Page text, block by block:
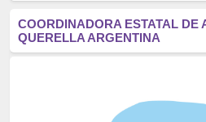
Eventos
(914)
Crímenes del franquismo
COORDINADORA ESTATAL DE
QUERELLA ARGENTINA